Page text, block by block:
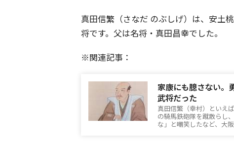
真田信繁（さなだ のぶしげ）は、安土
将です。父は名将・真田昌幸でした。
※関連記事：
家康にも臆さない。
武将だった
真田信繁（幸村）といえ
の騎馬鉄砲隊を蹴散らし
な」と嘲笑したなど、大